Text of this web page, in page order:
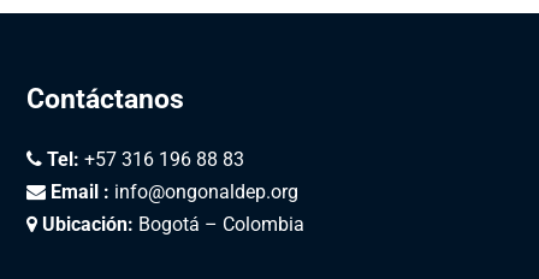
Contáctanos
Tel: +57 316 196 88 83
Email : info@ongonaldep.org
Ubicación: Bogotá – Colombia